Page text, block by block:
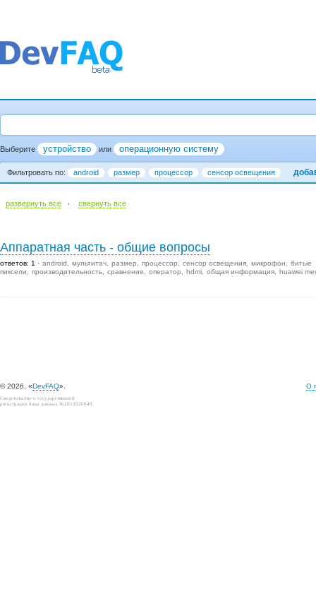
Выберите устройство или операционную систему
Фильтровать по: android размер процессор сенсор освещения
развернуть все · cвернуть все
Аппаратная часть - общие вопросы
ответов: 1 android мультитач размер процессор сенсор освещения микрофон
битые
пиксели
производительность сравнение оператор hdmi общая информация huawei
© 2026, «DevFAQ». О
Свидетельство о государственной
регистрации базы данных №2012620649.